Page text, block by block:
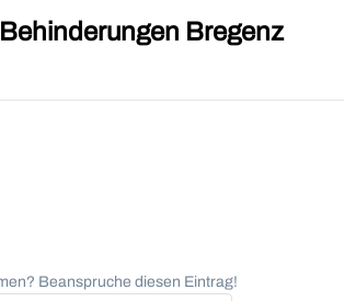
Bregenz
Beanspruche diesen Eintrag!